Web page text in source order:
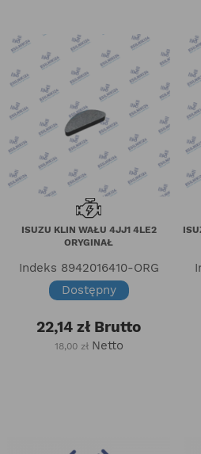
ISUZU KLIN WAŁU 4JJ1 4LE2
ORYGINAŁ
Indeks 8942016410-ORG
Dostępny
22,14 zł Brutto
18,00 zł Netto